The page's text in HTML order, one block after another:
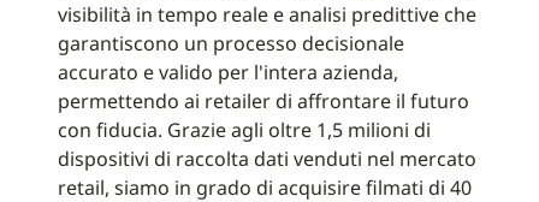
visibilità in tempo reale e analisi predittive che
garantiscono un processo decisionale
accurato e valido per l'intera azienda,
permettendo ai retailer di affrontare il futuro
con fiducia. Grazie agli oltre 1,5 milioni di
dispositivi di raccolta dati venduti nel mercato
retail, siamo in grado di acquisire filmati di 40